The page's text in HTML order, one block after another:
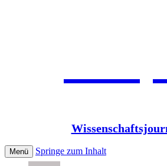
Jean
Menü Springe zum Inhalt